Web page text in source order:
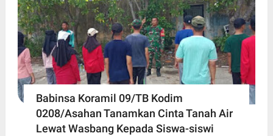
Babinsa Koramil 09/TB Kodim
0208/Asahan Tanamkan Cinta Tanah Air
Lewat Wasbang Kepada Siswa-siswi